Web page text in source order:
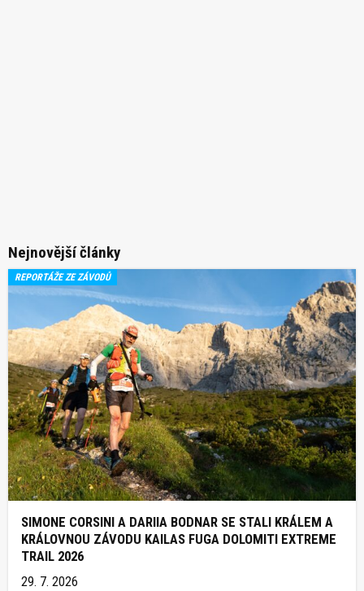
Nejnovější články
REPORTÁŽE ZE ZÁVODŮ
SIMONE CORSINI A DARIIA BODNAR SE STALI KRÁLEM A
KRÁLOVNOU ZÁVODU KAILAS FUGA DOLOMITI EXTREME
TRAIL 2026
29. 7. 2026